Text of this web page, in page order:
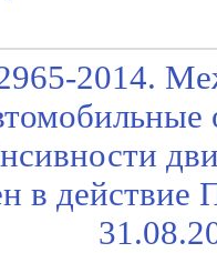
2014.
в действие